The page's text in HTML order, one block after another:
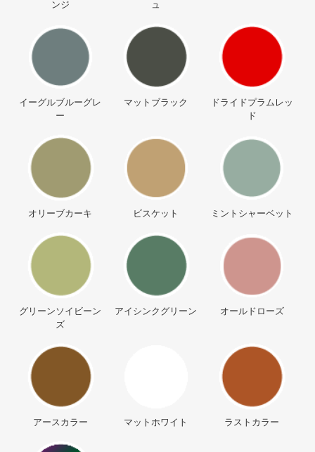
ンジ
ュ
イーグルブルーグレ
ー
マットブラック
ドライドプラムレッ
ド
オリーブカーキ ビスケット ミントシャーベット
グリーンソイビーン
ズ
アイシンクグリーン オールドローズ
アースカラー マットホワイト ラストカラー